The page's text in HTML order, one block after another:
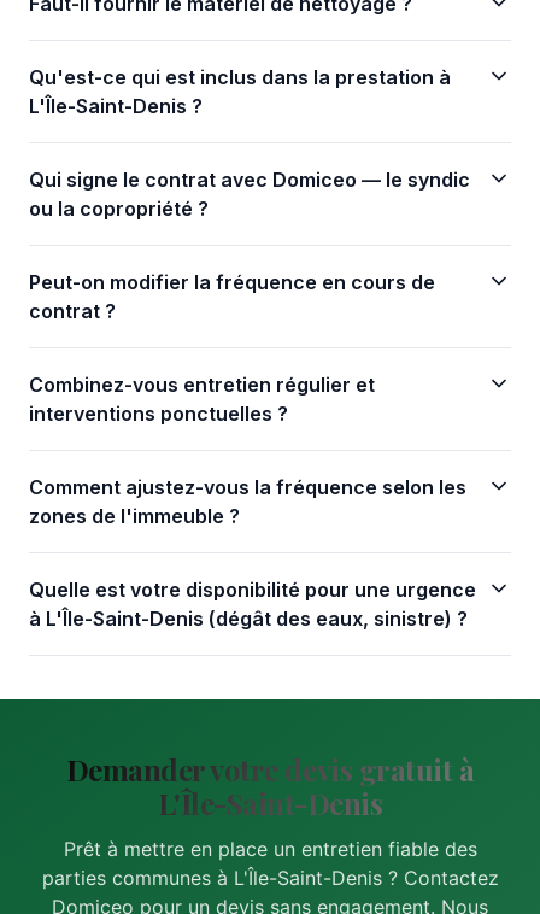
Qu'est-ce qui est inclus dans la prestation à
L'Île-Saint-Denis ?
Qui signe le contrat avec Domiceo — le syndic
ou la copropriété ?
Peut-on modifier la fréquence en cours de
contrat ?
Combinez-vous entretien régulier et
interventions ponctuelles ?
Comment ajustez-vous la fréquence selon les
zones de l'immeuble ?
Quelle est votre disponibilité pour une urgence
à L'Île-Saint-Denis (dégât des eaux, sinistre) ?
Demander votre devis gratuit à
L'Île-Saint-Denis
Prêt à mettre en place un entretien fiable des
parties communes à L'Île-Saint-Denis ? Contactez
Domiceo pour un devis sans engagement. Nous